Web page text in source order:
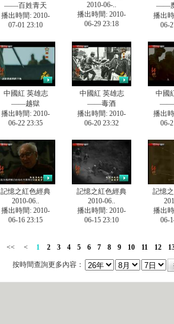
——百姓青天
播出時間: 2010-
07-01 23:10
2010-06-..
播出時間: 2010-
06-29 23:18
——
播出
06-
中國紅 英雄志
——越獄
播出時間: 2010-
06-22 23:35
中國紅 英雄志
——毒酒
播出時間: 2010-
06-20 23:32
中國
——
播出
06-
記憶之紅色經典
2010-06..
播出時間: 2010-
06-16 23:15
記憶之紅色經典
2010-06..
播出時間: 2010-
06-15 23:10
記憶
播出
06-
<< < 1 2 3 4 5 6 7 8 9 10 11 12
按時間查詢更多內容：